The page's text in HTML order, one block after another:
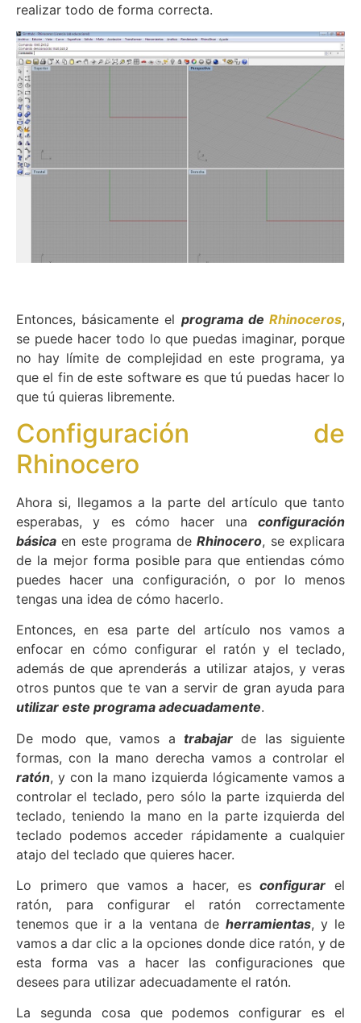
realizar todo de forma correcta.
Entonces, básicamente el programa deRhinoceros,
se puede hacer todo lo que puedas imaginar, porque
no hay límite de complejidad en este programa, ya
que el fin de este software es que tú puedas hacer lo
que tú quieras libremente.
Configuración de
Rhinocero
Ahora si, llegamos a la parte del artículo que tanto
esperabas, y es cómo hacer una configuración
básica en este programa deRhinocero, se explicara
de la mejor forma posible para que entiendas cómo
puedes hacer una configuración, o por lo menos
tengas una idea de cómo hacerlo.
Entonces, en esa parte del artículo nos vamos a
enfocar en cómo configurar el ratón y el teclado,
además de que aprenderás a utilizar atajos, y veras
otros puntos que te van a servir de gran ayuda para
utilizar este programa adecuadamente.
De modo que, vamos a trabajarde las siguiente
formas, con la mano derecha vamos a controlar el
ratón, y con la mano izquierda lógicamente vamos a
controlar el teclado, pero sólo la parte izquierda del
teclado, teniendo la mano en la parte izquierda del
teclado podemos acceder rápidamente a cualquier
atajo del teclado que quieres hacer.
Lo primero que vamos a hacer, esconfigurar el
ratón, para configurar el ratón correctamente
tenemos que ir a la ventana de herramientas, y le
vamos a dar clic a la opciones donde dice ratón, y de
esta forma vas a hacer las configuraciones que
desees para utilizar adecuadamente el ratón.
La segunda cosa que podemos configurar es el